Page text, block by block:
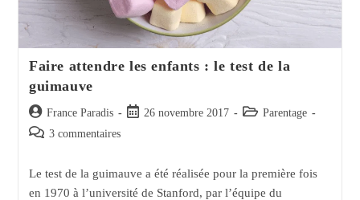
Faire attendre les enfants : le test de la
guimauve
Auteur/autrice
de
France Paradis
Post26 novembre 2017
Post Parentage
Post 3 commentaires
Le test de la guimauve a été réalisée pour la première fois
en 1970 à l’université de Stanford, par l’équipe du